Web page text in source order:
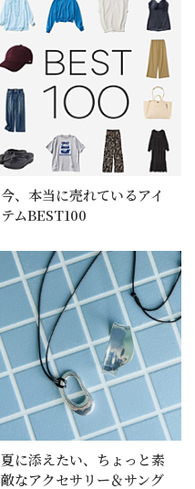
今、本当に売れているアイ
テムBEST100
夏に添えたい、ちょっと素
敵なアクセサリー＆サング